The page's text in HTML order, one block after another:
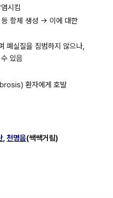
시킴
항체 생성 → 이에 대한
폐실질을 침범하지 않으나,
있음
환자에게 호발
천명음(쌕쌕거림)